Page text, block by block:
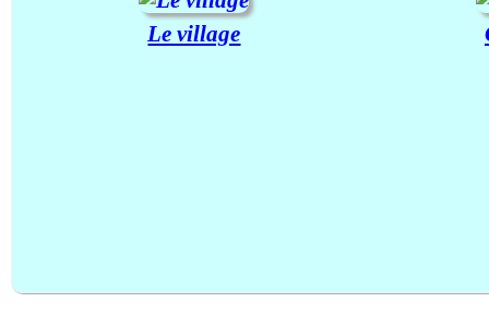
Le village